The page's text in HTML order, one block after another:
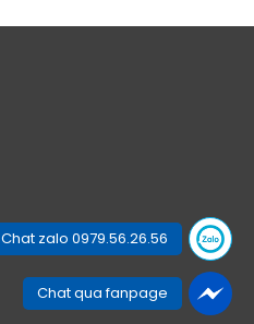
Chat zalo 0979.56.26.56
Chat qua fanpage